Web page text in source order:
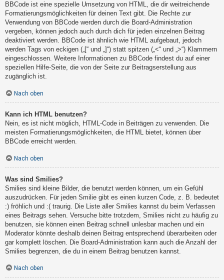
BBCode ist eine spezielle Umsetzung von HTML, die dir weitreichende
Formatierungsmöglichkeiten für deinen Text gibt. Die Rechte zur
Verwendung von BBCode werden durch die Board-Administration
vergeben, können jedoch auch durch dich für jeden einzelnen Beitrag
deaktiviert werden. BBCode ist ähnlich wie HTML aufgebaut, jedoch
werden Tags von eckigen („[“ und „]“) statt spitzen („<“ und „>“) Klammern
eingeschlossen. Weitere Informationen zu BBCode findest du auf einer
speziellen Hilfe-Seite, die von der Seite zur Beitragserstellung aus
zugänglich ist.
Nach oben
Kann ich HTML benutzen?
Nein, es ist nicht möglich, HTML-Code in Beiträgen zu verwenden. Die
meisten Formatierungsmöglichkeiten, die HTML bietet, können über
BBCode erreicht werden.
Nach oben
Was sind Smilies?
Smilies sind kleine Bilder, die benutzt werden können, um ein Gefühl
auszudrücken. Für jeden Smilie gibt es einen kurzen Code, z. B. bedeutet
:) fröhlich und :( traurig. Die Liste aller Smilies kannst du beim Verfassen
eines Beitrags sehen. Versuche bitte trotzdem, Smilies nicht zu häufig zu
benutzen, sie können einen Beitrag schnell unlesbar machen und ein
Moderator könnte deshalb deinen Beitrag entsprechend überarbeiten oder
gar komplett löschen. Die Board-Administration kann auch die Anzahl der
Smilies begrenzen, die du in einem Beitrag benutzen kannst.
Nach oben